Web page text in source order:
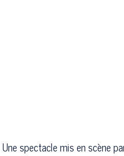
Une spectacle mis en scène